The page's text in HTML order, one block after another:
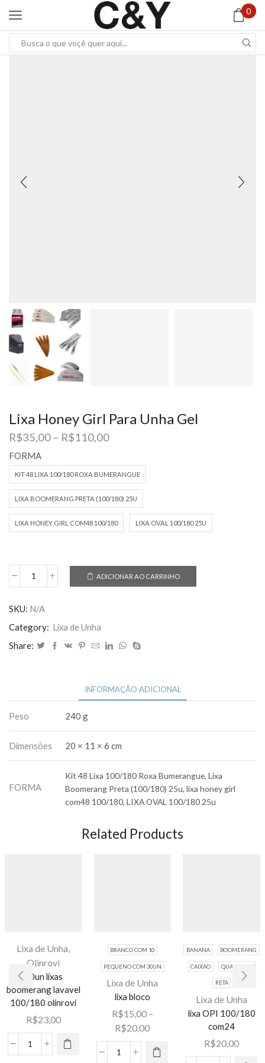
0
Lixa Honey Girl Para Unha Gel
R$35,00 – R$110,00Faixa
R$35,00
através
R$110,00
FORMA
KIT 48 LIXA 100/180 ROXA BUMERANGUE
LIXA BOOMERANG PRETA (100/180) 25U
LIXA HONEY GIRL COM48 100/180 LIXA OVAL 100/180 25U
Lixa
Girl
Unha
Gel
ADICIONAR AO CARRINHO
SKU: N/A
Category: Lixa de Unha
Share:
INFORMAÇÃO ADICIONAL
Peso 240 g
Dimensões 20 × 11 × 6 cm
FORMA
Kit 48 Lixa 100/180 Roxa Bumerangue, Lixa
Boomerang Preta (100/180) 25u, lixa honey girl
com48 100/180, LIXA OVAL 100/180 25u
Related Products
Lixa de Unha,
Olinrovi
20un lixas
boomerang lavavel
100/180 olinrovi
R$23,00
20un
BRANCO COM 10
PEQUENO COM 30UN
Lixa de Unha
lixa bloco
R$15,00 –
R$20,00Faixa
preço:
lixa
Este
produto
tem várias
variantes.
As opções
podem ser
BANANA BOOMERANG
CAIXAO QUADRADO
RETA
Lixa de Unha
lixa OPI 100/180
com24
R$20,00
Este
produto
tem várias
variantes.
As opções